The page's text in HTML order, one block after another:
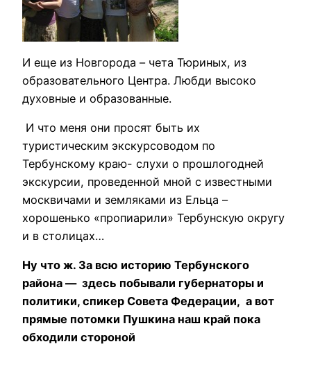
И еще из Новгорода – чета Тюриных, из
образовательного Центра. Любди высоко
духовные и образованные.
И что меня они просят быть их
туристическим экскурсоводом по
Тербунскому краю- слухи о прошлогодней
экскурсии, проведенной мной с известными
москвичами и земляками из Ельца –
хорошенько «пропиарили» Тербунскую округу
и в столицах…
Ну что ж. За всю историю Тербунского
района — здесь побывали губернаторы и
политики, спикер Совета Федерации, а вот
прямые потомки Пушкина наш край пока
обходили стороной